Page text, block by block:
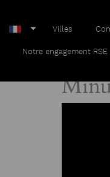
Villes
Notre engagement RSE